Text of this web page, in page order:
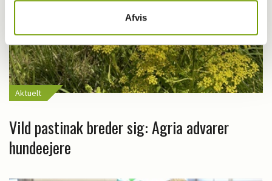
Afvis
Aktuelt
Vild pastinak breder sig: Agria advarer
hundeejere